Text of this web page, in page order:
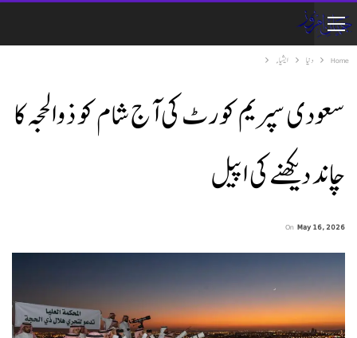
Home دنیا ایشیاء
سعودی سپریم کورٹ کی آج شام کو ذوالحجہ کا
چاند دیکھنے کی اپیل
On May 16, 2026